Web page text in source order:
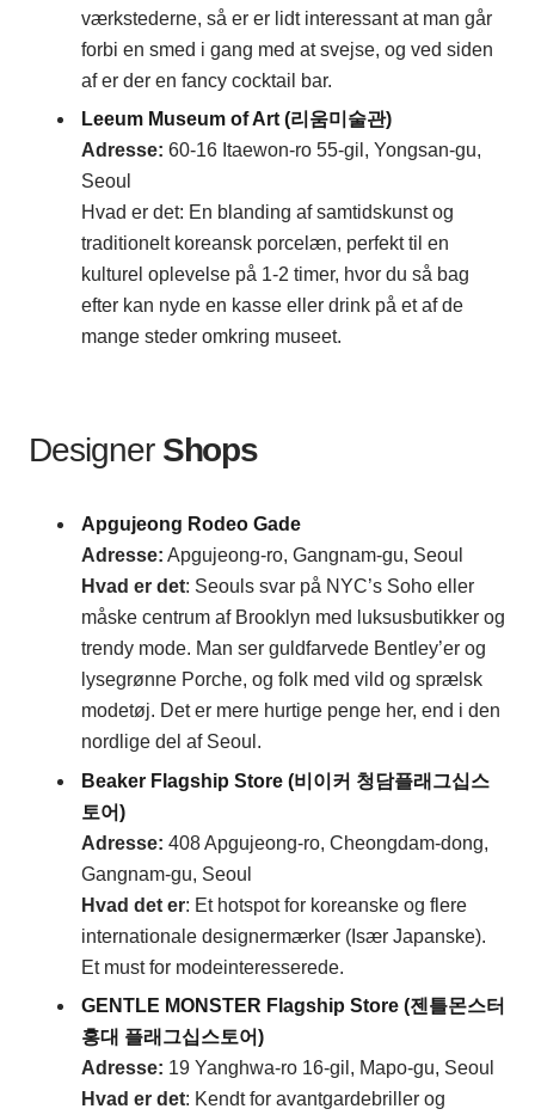
værkstederne, så er er lidt interessant at man går
forbi en smed i gang med at svejse, og ved siden
af er der en fancy cocktail bar.
Leeum Museum of Art (리움미술관)
Adresse: 60-16 Itaewon-ro 55-gil, Yongsan-gu,
Seoul
Hvad er det: En blanding af samtidskunst og
traditionelt koreansk porcelæn, perfekt til en
kulturel oplevelse på 1-2 timer, hvor du så bag
efter kan nyde en kasse eller drink på et af de
mange steder omkring museet.
Designer Shops
Apgujeong Rodeo Gade
Adresse: Apgujeong-ro, Gangnam-gu, Seoul
Hvad er det: Seouls svar på NYC’s Soho eller
måske centrum af Brooklyn med luksusbutikker og
trendy mode. Man ser guldfarvede Bentley’er og
lysegrønne Porche, og folk med vild og sprælsk
modetøj. Det er mere hurtige penge her, end i den
nordlige del af Seoul.
Beaker Flagship Store (비이커 청담플래그십스
토어)
Adresse: 408 Apgujeong-ro, Cheongdam-dong,
Gangnam-gu, Seoul
Hvad det er: Et hotspot for koreanske og flere
internationale designermærker (Især Japanske).
Et must for modeinteresserede.
GENTLE MONSTER Flagship Store (젠틀몬스터
홍대 플래그십스토어)
Adresse: 19 Yanghwa-ro 16-gil, Mapo-gu, Seoul
Hvad er det: Kendt for avantgardebriller og